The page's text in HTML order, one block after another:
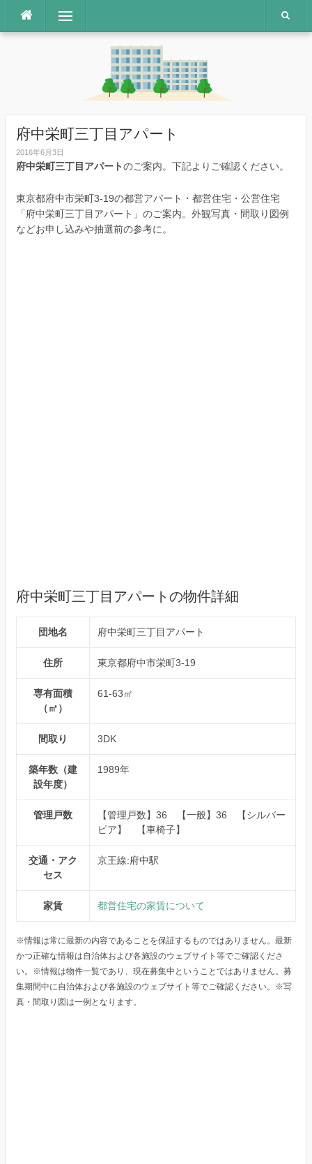
テ
メニュー
府中栄町三丁目アパート
2016年6月3日
府中栄町三丁目アパートのご案内。下記よりご確認ください。
東京都府中市栄町3-19の都営アパート・都営住宅・公営住宅
「府中栄町三丁目アパート」のご案内。外観写真・間取り図例
などお申し込みや抽選前の参考に。
府中栄町三丁目アパートの物件詳細
団地名 府中栄町三丁目アパート
住所 東京都府中市栄町3-19
専有面積
（㎡）
61-63㎡
間取り 3DK
築年数（建
設年度）
1989年
管理戸数
【管理戸数】36 【一般】36 【シルバー
ピア】 【車椅子】
交通・アク
セス
京王線:府中駅
家賃 都営住宅の家賃について
※情報は常に最新の内容であることを保証するものではありません。最新
かつ正確な情報は自治体および各施設のウェブサイト等でご確認くださ
い。※情報は物件一覧であり、現在募集中ということではありません。募
集期間中に自治体および各施設のウェブサイト等でご確認ください。※写
真・間取り図は一例となります。